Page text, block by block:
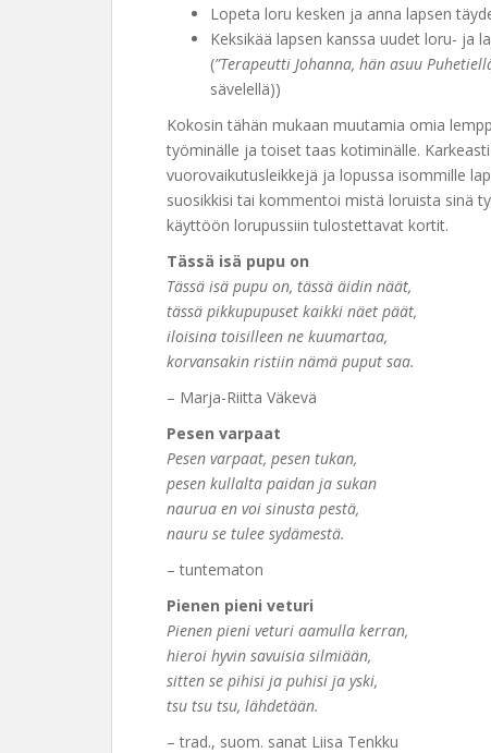
Lopeta loru kesken ja anna lapsen
Keksikää lapsen kanssa uudet loru- ja
(”Terapeutti Johanna, hän asuu
sävelellä))
Kokosin tähän mukaan muutamia omia
työminälle ja toiset taas kotiminälle.
vuorovaikutusleikkejä ja lopussa isommille
suosikkisi tai kommentoi mistä loruista sinä
käyttöön lorupussiin tulostettavat kortit.
Tässä isä pupu on
Tässä isä pupu on, tässä äidin näät,
tässä pikkupupuset kaikki näet päät,
iloisina toisilleen ne kuumartaa,
korvansakin ristiin nämä puput saa.
– Marja-Riitta Väkevä
Pesen varpaat
Pesen varpaat, pesen tukan,
pesen kullalta paidan ja sukan
naurua en voi sinusta pestä,
nauru se tulee sydämestä.
– tuntematon
Pienen pieni veturi
Pienen pieni veturi aamulla kerran,
hieroi hyvin savuisia silmiään,
sitten se pihisi ja puhisi ja yski,
tsu tsu tsu, lähdetään.
– trad., suom. sanat Liisa Tenkku